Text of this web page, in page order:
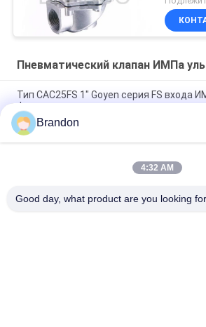
телом
Пневматический клапан ИМПа
Тип CAC25FS 1" Goyen серия FS входа
фланцем клапаном реактивного сопла
Goyen серия DD гайки дрессера клапана
сопла ИМПа ульс CA45DD тип 1 1/2»
Тип клапан реактивного сопла CA45T 1
Brandon
4:32 AM
Good day, what product are you looking